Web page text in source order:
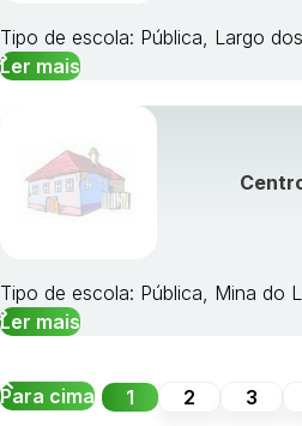
Tipo de escola: Pública, Largo
Ler mais
Tipo de escola: Pública, Mina do
Ler mais
Para cima 1 2 3